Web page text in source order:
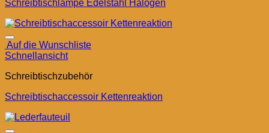
Schreibtischlampe Edelstahl Halogen
Auf die Wunschliste
Schnellansicht
Schreibtischzubehör
Schreibtischaccessoir Kettenreaktion